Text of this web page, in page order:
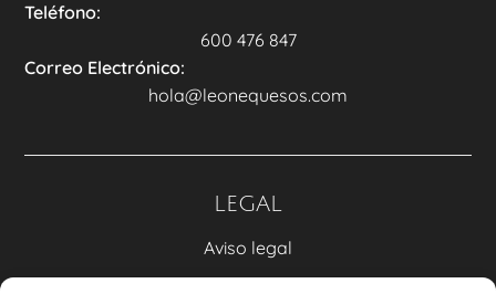
Teléfono:
600 476 847
Correo Electrónico:
hola@leonequesos.com
LEGAL
Aviso legal
Política de privacidad